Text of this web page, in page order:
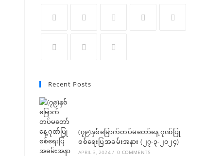
Recent Posts
(၇၉)နှစ်မြောက်တပ်မတော်နေ့ ဂုဏ်ပြု
စစ်ရေးပြအခမ်းအနား (၂၇-၃-၂၀၂၄)
APRIL 3, 2024 / 0 COMMENTS